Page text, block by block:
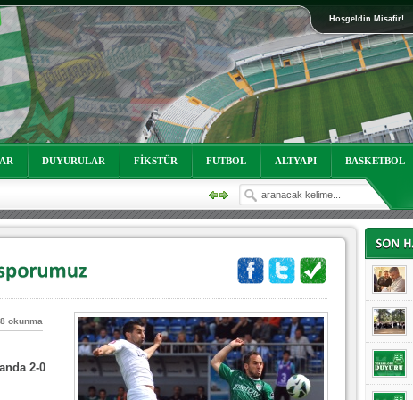
Hoşgeldin Misafir!
DUYURULAR FİKSTÜR FUTBOL ALTYAPI BASKETBOL
okunma
2-0